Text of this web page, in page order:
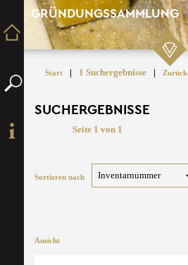
GRÜNDUNGSSAMMLUNG
Start | 1 Suchergebnisse | Zurück
SUCHERGEBNISSE
Seite 1 von 1
Sortieren nach
Ansicht